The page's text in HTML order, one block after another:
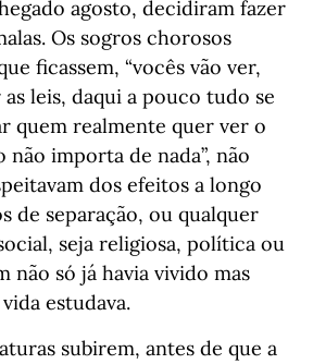
agosto, decidiram fazer
Os sogros chorosos
ficassem, “vocês vão ver,
leis, daqui a pouco tudo se
quem realmente quer ver o
não importa de nada”, não
dos efeitos a longo
de separação, ou qualquer
seja religiosa, política ou
não só já havia vivido mas
estudava.
subirem, antes de que a